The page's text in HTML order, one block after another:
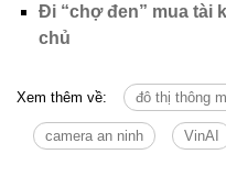
Đi “chợ đen” mua tài
chủ
Xem thêm về: đô thị thông
camera an ninh VinAI